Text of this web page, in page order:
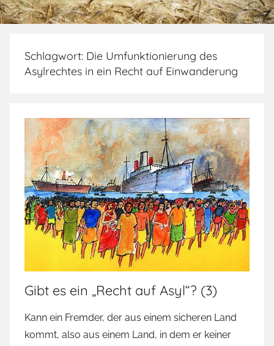
Schlagwort: Die Umfunktionierung des
Asylrechtes in ein Recht auf Einwanderung
Gibt es ein „Recht auf Asyl“? (3)
Kann ein Fremder, der aus einem sicheren Land
kommt, also aus einem Land, in dem er keiner